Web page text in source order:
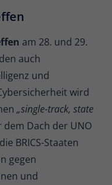
am 28. und 29.
auch
und
wird
„single-track, state
Dach der UNO
BRICS-Staaten
gegen
und